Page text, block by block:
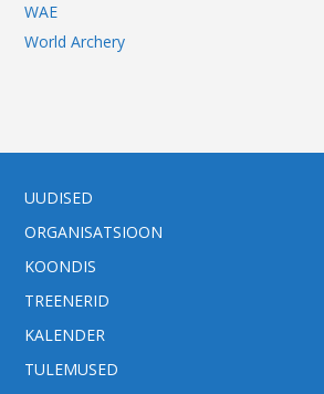
WAE
World Archery
UUDISED
ORGANISATSIOON
KOONDIS
TREENERID
KALENDER
TULEMUSED